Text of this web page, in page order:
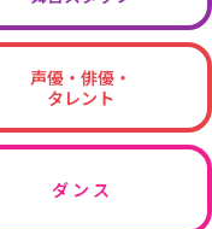
声優・俳優・
タレント
ダ ン ス